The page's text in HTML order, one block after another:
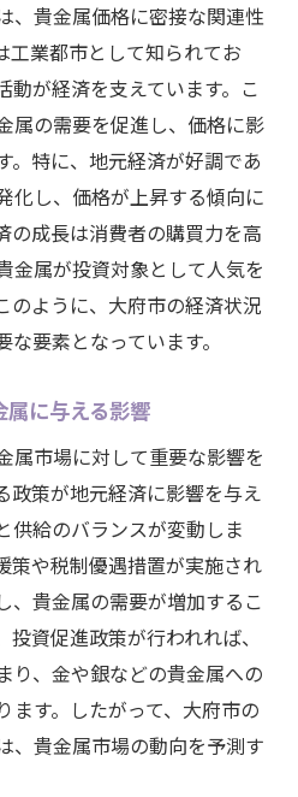
らす社会的影響
とその対策
おける今後の展望と課題
とハードル
す市場変革
課題解決の取り組み
強化の必要性
ヤーの育成
属価格の動向とその背景
学ぶ市場傾向
と市場動向
化とその理由
元市場の相関
と市場の未来
今後の展開
！大府市の市場動向と投
最新市場情報
、貴金属価格に密接な関連性
工業都市として知られてお
動が経済を支えています。こ
属の需要を促進し、価格に影
。特に、地元経済が好調であ
化し、価格が上昇する傾向に
の成長は消費者の購買力を高
金属が投資対象として人気を
のように、大府市の経済状況
要素となっています。
に与える影響
属市場に対して重要な影響を
政策が地元経済に影響を与え
供給のバランスが変動しま
策や税制優遇措置が実施され
、貴金属の需要が増加するこ
資促進政策が行われれば、
り、金や銀などの貴金属への
ます。したがって、大府市の
、貴金属市場の動向を予測す